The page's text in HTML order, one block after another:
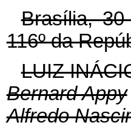
Brasília,
116º da
LUIZ
Bernard Appy
Alfredo